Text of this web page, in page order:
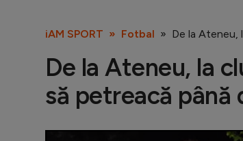
iAM SPORT Fotbal De la Ateneu,
De la Ateneu, la
să petreacă până